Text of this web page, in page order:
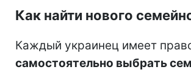
Как найти нового
Каждый украинец имеет
самостоятельно выбрать